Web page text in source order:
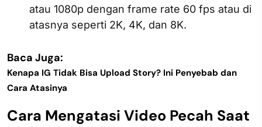
atau 1080p dengan frame rate 60 fps atau di
atasnya seperti 2K, 4K, dan 8K.
Baca Juga:
Kenapa IG Tidak Bisa Upload Story? Ini Penyebab dan
Cara Atasinya
Cara Mengatasi Video Pecah Saat